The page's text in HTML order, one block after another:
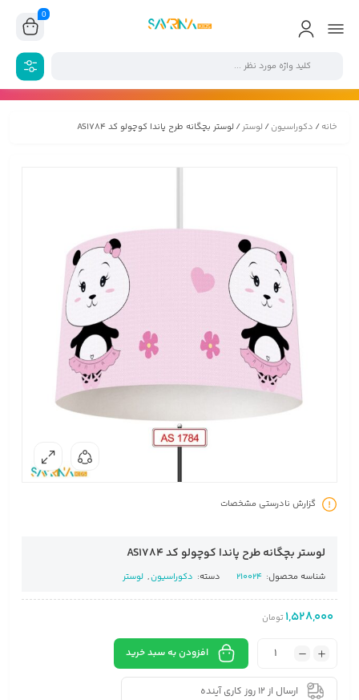
0
خانه/ دکوراسیون/ لوستر/ لوستر بچگانه طرح پاندا کوچولو کد AS1784
گزارش نادرستی مشخصات
لوستر بچگانه طرح پاندا کوچولو کد AS1784
شناسه محصول: 210024 دسته: دکوراسیون, لوستر
1,528,000 تومان
افزودن به سبد خرید
ارسال از 12 روز کاری آینده